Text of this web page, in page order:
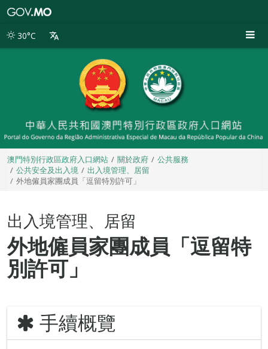
別
30°C
澳門特別行政區政府入口網站 關於政府
公共服務
公共安全及出入境
出入境管理、居留
外地僱員家團成員「逗留特別許可」
出入境管理、居留
外地僱員家團成員「逗留特
別許可」
手續概覽